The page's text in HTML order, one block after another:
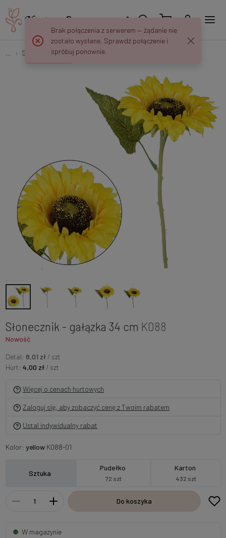
Słoneczniki Słonecznik - gałązka 34 cm K088
Słonecznik - gałązka 34 cm K088
Nowość
Detal: 8,01 zł / szt
Hurt: 4,00 zł / szt
Więcej o cenach hurtowych
Zaloguj się, aby zobaczyć cenę z Twoim rabatem
Ustal indywidualny rabat
Kolor: yellowK088-01
Sztuka
Pudełko
72 szt
Karton
432 szt
Do koszyka
W magazynie
Brak połączenia z serwerem — żądanie nie
zostało wysłane. Sprawdź połączenie i
spróbuj ponownie.